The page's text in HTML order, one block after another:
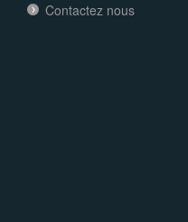
Contactez nous